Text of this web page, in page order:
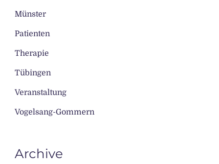
Münster
Patienten
Therapie
Tübingen
Veranstaltung
Vogelsang-Gommern
Archive